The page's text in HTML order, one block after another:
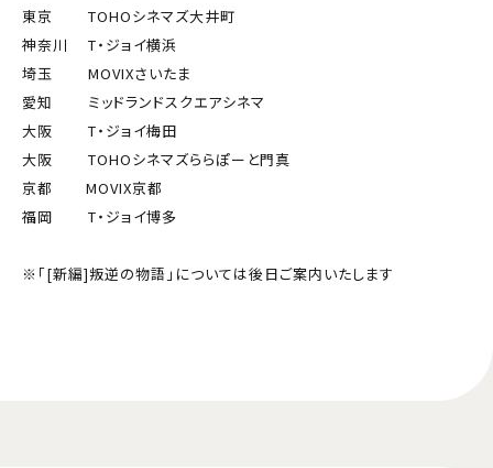
東京 TOHOシネマズ大井町
神奈川 T・ジョイ横浜
埼玉 MOVIXさいたま
愛知 ミッドランドスクエアシネマ
大阪 T・ジョイ梅田
大阪 TOHOシネマズららぽーと門真
京都 MOVIX京都
福岡 T・ジョイ博多
※「[新編]叛逆の物語」については後日ご案内いたします